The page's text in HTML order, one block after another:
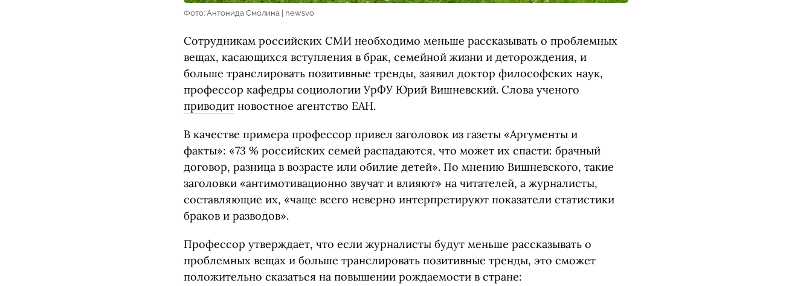
Фото: Антонида Смолина | newsvo
Сотрудникам российских СМИ необходимо меньше рассказывать о проблемных
вещах, касающихся вступления в брак, семейной жизни и деторождения, и
больше транслировать позитивные тренды, заявил доктор философских наук,
профессор кафедры социологии УрФУ Юрий Вишневский. Слова ученого
приводит новостное агентство ЕАН.
В качестве примера профессор привел заголовок из газеты «Аргументы и
факты»: «73 % российских семей распадаются, что может их спасти: брачный
договор, разница в возрасте или обилие детей». По мнению Вишневского, такие
заголовки «антимотивационно звучат и влияют» на читателей, а журналисты,
составляющие их, «чаще всего неверно интерпретируют показатели статистики
браков и разводов».
Профессор утверждает, что если журналисты будут меньше рассказывать о
проблемных вещах и больше транслировать позитивные тренды, это сможет
положительно сказаться на повышении рождаемости в стране: